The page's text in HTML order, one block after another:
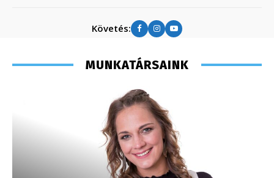
Követés:
MUNKATÁRSAINK